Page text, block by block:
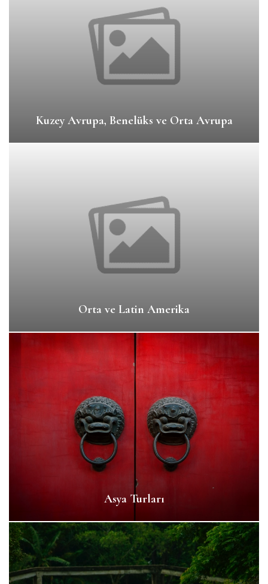
Kuzey Avrupa, Benelüks ve Orta Avrupa
Orta ve Latin Amerika
Asya Turları